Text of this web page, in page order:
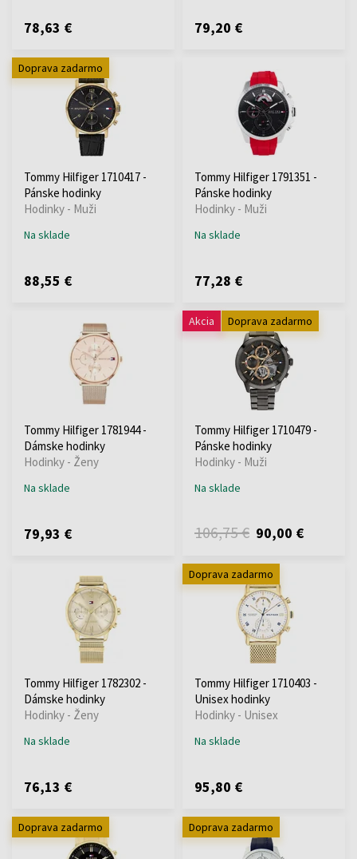
78,63 € 79,20 €
Doprava zadarmo
Tommy Hilfiger 1710417 -
Pánske hodinky
Hodinky - Muži
Na sklade
88,55 €
Tommy Hilfiger 1791351 -
Pánske hodinky
Hodinky - Muži
Na sklade
77,28 €
Tommy Hilfiger 1781944 -
Dámske hodinky
Hodinky - Ženy
Na sklade
79,93 €
Akcia Doprava zadarmo
Tommy Hilfiger 1710479 -
Pánske hodinky
Hodinky - Muži
Na sklade
106,75 € 90,00 €
Tommy Hilfiger 1782302 -
Dámske hodinky
Hodinky - Ženy
Na sklade
76,13 €
Doprava zadarmo
Tommy Hilfiger 1710403 -
Unisex hodinky
Hodinky - Unisex
Na sklade
95,80 €
Doprava zadarmo Doprava zadarmo